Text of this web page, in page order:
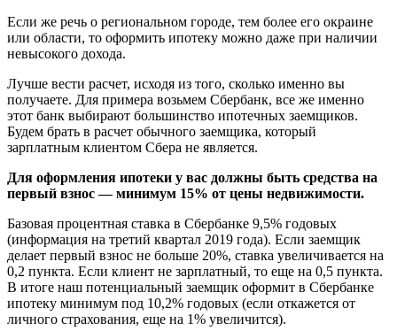
Если же речь о региональном городе, тем более его окраине
или области, то оформить ипотеку можно даже при наличии
невысокого дохода.
Лучше вести расчет, исходя из того, сколько именно вы
получаете. Для примера возьмем Сбербанк, все же именно
этот банк выбирают большинство ипотечных заемщиков.
Будем брать в расчет обычного заемщика, который
зарплатным клиентом Сбера не является.
Для оформления ипотеки у вас должны быть средства на
первый взнос — минимум 15% от цены недвижимости.
Базовая процентная ставка в Сбербанке 9,5% годовых
(информация на третий квартал 2019 года). Если заемщик
делает первый взнос не больше 20%, ставка увеличивается на
0,2 пункта. Если клиент не зарплатный, то еще на 0,5 пункта.
В итоге наш потенциальный заемщик оформит в Сбербанке
ипотеку минимум под 10,2% годовых (если откажется от
личного страхования, еще на 1% увеличится).